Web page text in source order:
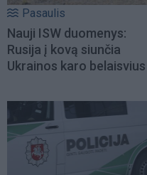
Pasaulis
Nauji ISW duomenys:
Rusija į kovą siunčia
Ukrainos karo belaisvius